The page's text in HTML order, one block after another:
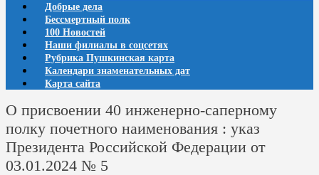
Добрые дела
Бессмертный полк
100 Новостей
Наши филиалы в соцсетях
Рубрика Пушкинская карта
Календари знаменательных дат
Карта сайта
О присвоении 40 инженерно-саперному
полку почетного наименования : указ
Президента Российской Федерации от
03.01.2024 № 5